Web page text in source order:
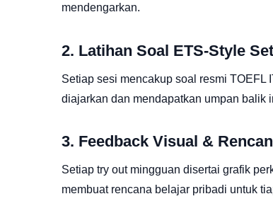
mendengarkan.
2. Latihan Soal ETS-Style
Setiap sesi mencakup soal resmi TOEFL
diajarkan dan mendapatkan umpan balik
3. Feedback Visual &
Setiap try out mingguan disertai grafik
membuat rencana belajar pribadi untuk